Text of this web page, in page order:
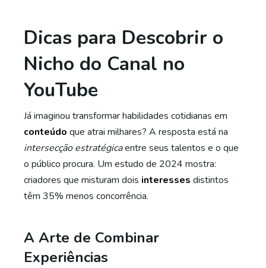
Dicas para Descobrir o
Nicho do Canal no
YouTube
Já imaginou transformar habilidades cotidianas em
conteúdo que atrai milhares? A resposta está na
intersecção estratégicaentre seus talentos e o que
o público procura. Um estudo de 2024 mostra:
criadores que misturam dois interesses distintos
têm 35% menos concorrência.
A Arte de Combinar
Experiências